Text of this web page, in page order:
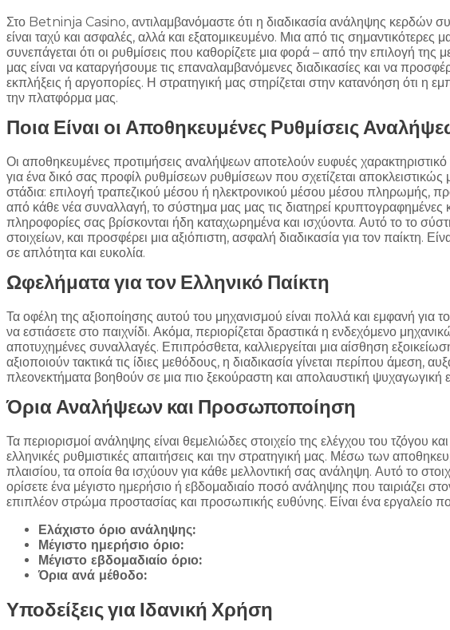
Στο Betninja Casino, αντιλαμβανόμαστε ότι η διαδικασία ανάληψης κερδών
είναι ταχύ και ασφαλές, αλλά και εξατομικευμένο. Μια από τις
συνεπάγεται ότι οι ρυθμίσεις που καθορίζετε μια φορά – από την επιλογή
μας είναι να καταργήσουμε τις επαναλαμβανόμενες διαδικασίες και να
εκπλήξεις ή αργοπορίες. Η στρατηγική μας στηρίζεται στην κατανόηση ότι η
την πλατφόρμα μας.
Ποια Είναι οι Αποθηκευμένες Ρυθμίσεις
Οι αποθηκευμένες προτιμήσεις αναλήψεων αποτελούν ευφυές
για ένα δικό σας προφίλ ρυθμίσεων ρυθμίσεων που σχετίζεται
στάδια: επιλογή τραπεζικού μέσου ή ηλεκτρονικού μέσου μέσου πληρωμής,
από κάθε νέα συναλλαγή, το σύστημα μας μας τις διατηρεί κρυπτογραφημένες
πληροφορίες σας βρίσκονται ήδη καταχωρημένα και ισχύοντα. Αυτό το το
στοιχείων, και προσφέρει μια αξιόπιστη, ασφαλή διαδικασία για τον
σε απλότητα και ευκολία.
Ωφελήματα για τον Ελληνικό Παίκτη
Τα οφέλη της αξιοποίησης αυτού του μηχανισμού είναι πολλά και εμφανή για
να εστιάσετε στο παιχνίδι. Ακόμα, περιορίζεται δραστικά η ενδεχόμενο
αποτυχημένες συναλλαγές. Επιπρόσθετα, καλλιεργείται μια αίσθηση
αξιοποιούν τακτικά τις ίδιες μεθόδους, η διαδικασία γίνεται περίπου
πλεονεκτήματα βοηθούν σε μια πιο ξεκούραστη και απολαυστική ψυχαγωγική
Όρια Αναλήψεων και Προσωποποίηση
Τα περιορισμοί ανάληψης είναι θεμελιώδες στοιχείο της ελέγχου του
ελληνικές ρυθμιστικές απαιτήσεις και την στρατηγική μας. Μέσω των
πλαισίου, τα οποία θα ισχύουν για κάθε μελλοντική σας ανάληψη. Αυτό το
ορίσετε ένα μέγιστο ημερήσιο ή εβδομαδιαίο ποσό ανάληψης που ταιριάζει
επιπλέον στρώμα προστασίας και προσωπικής ευθύνης. Είναι ένα εργαλείο
Ελάχιστο όριο ανάληψης:
Μέγιστο ημερήσιο όριο:
Μέγιστο εβδομαδιαίο όριο:
Όρια ανά μέθοδο:
Υποδείξεις για Ιδανική Χρήση